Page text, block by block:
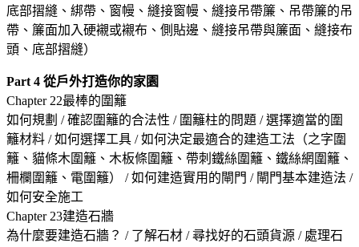
底部摺縫、綁帶、窗幔、縫接窗幔、縫接吊帶簾、吊帶簾的吊
帶、簾面加入硬襯或襯布、側貼邊、縫接吊帶與簾面、縫接布
頭、底部摺縫）
Part 4 從戶外打造你的家園
Chapter 22最棒的圍籬
如何規劃 / 確認圍籬的合法性 / 圍籬柱的問題 / 選擇適當的圍
籬材料 / 如何選擇工具 / 如何決定最適合的建造工法（之字圍
籬、貓條木圍籬、木板條圍籬、帶刺鐵絲圍籬、鐵絲網圍籬、
柵欄圍籬、電圍籬） / 如何建造實用的閘門 / 閘門基本建造法 /
如何安全施工
Chapter 23建造石牆
為什麼要建造石牆？ / 了解石材 / 尋找好的石頭貨源 / 處理石